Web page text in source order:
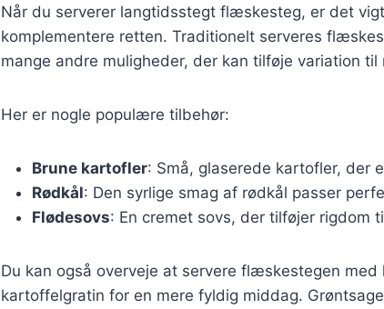
Når du serverer langtidsstegt flæskesteg, er det
komplementere retten. Traditionelt serveres
mange andre muligheder, der kan tilføje variation til
Her er nogle populære tilbehør:
Brune kartofler: Små, glaserede kartofler, der
Rødkål: Den syrlige smag af rødkål passer
Flødesovs: En cremet sovs, der tilføjer rigdom
Du kan også overveje at servere flæskestegen
kartoffelgratin for en mere fyldig middag.